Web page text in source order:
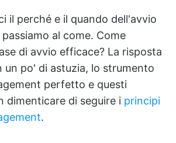
il perché e il quando dell'avvio
al come. Come
di avvio efficace? La risposta
un po' di astuzia, lo strumento
perfetto e questi
dimenticare di seguire i principi
.